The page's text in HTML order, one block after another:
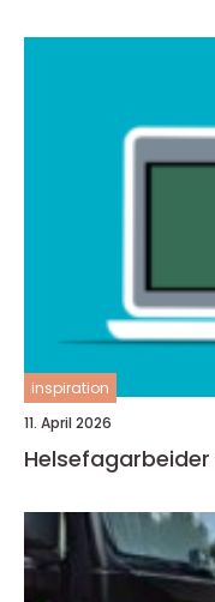
inspiration
11. April 2026